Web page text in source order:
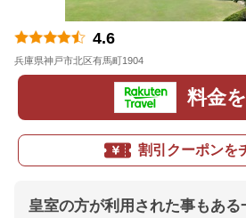
4.6
兵庫県神戸市北区有馬町1904
料金
割引クーポンを
皇室の方が利用された事もある